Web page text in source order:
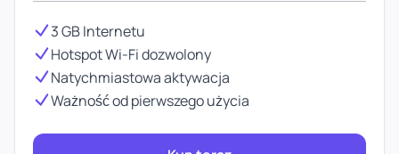
3 GB Internetu
Hotspot Wi-Fi dozwolony
Natychmiastowa aktywacja
Ważność od pierwszego użycia